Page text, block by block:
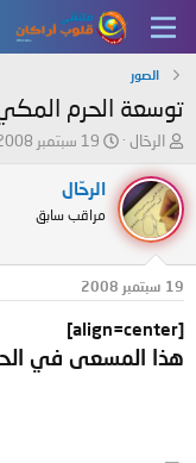
الصور
توسعة الحرم
ب
د
ئ
ا
ل
م
و
و
ع
الرحّال
ت
ر
خ
ل
ب
ء
19 سبتمبر 2008
الرحّال
مراقب سابق
19 سبتمبر 2008
[align=center]
هذا المسعى في